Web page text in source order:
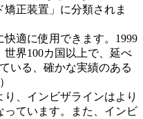
矯正装置」に分類されま
適に使用できます。1999
界100カ国以上で、延べ
いる、確かな実績のある
、インビザラインはより
ています。また、インビ